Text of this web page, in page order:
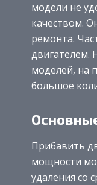
модели не
качеством.
ремонта.
двигателем.
моделей, на
большое
Прибавить
мощности
удаления со